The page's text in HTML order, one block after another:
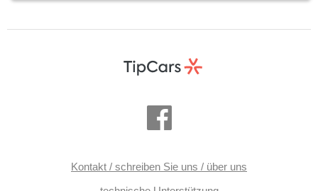
Kontakt / schreiben Sie uns / über uns